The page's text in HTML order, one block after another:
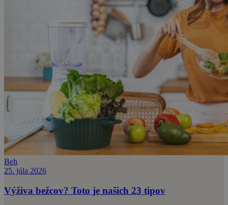
Beh
25. júla 2026
Výživa bežcov? Toto je našich 23 tipov